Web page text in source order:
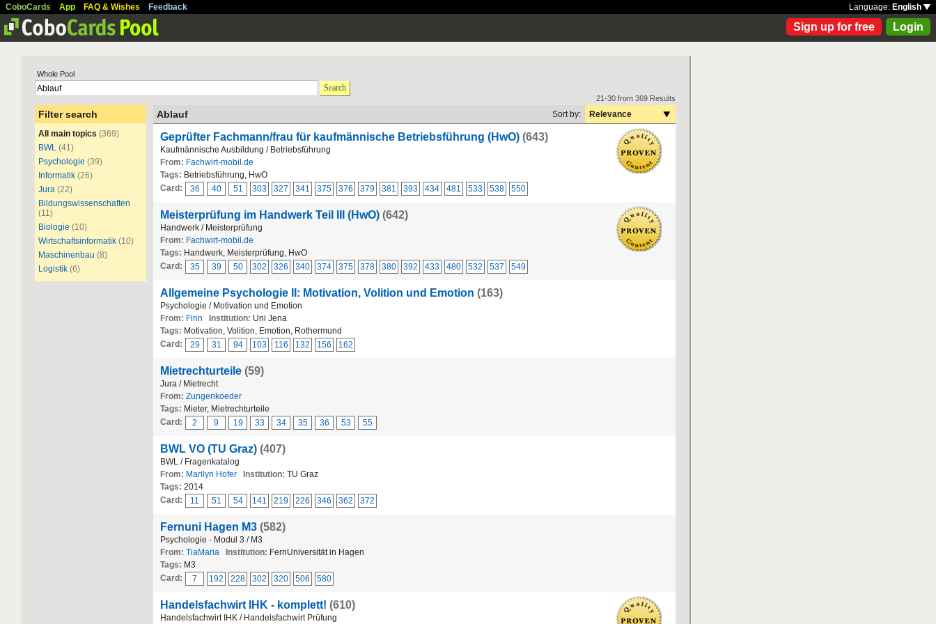
CoboCards App FAQ & Wishes Feedback Language: English
Sign up for free Login
Whole Pool
Search
Filter search
All main topics (369)
BWL (41)
Psychologie (39)
Informatik (26)
Jura (22)
Bildungswissenschaften
(11)
Biologie (10)
Wirtschaftsinformatik (10)
Maschinenbau (8)
Logistik (6)
21-30 from 369 Results
Ablauf Sort by: Relevance
Geprüfter Fachmann/frau für kaufmännische Betriebsführung (HwO) (643)
Kaufmännische Ausbildung / Betriebsführung
From: Fachwirt-mobil.de
Tags: Betriebsführung, HwO
Card:
36 40 51 303 327 341 375 376 379 381 393 434 481 533 538 550
Meisterprüfung im Handwerk Teil III (HwO) (642)
Handwerk / Meisterprüfung
From: Fachwirt-mobil.de
Tags: Handwerk, Meisterprüfung, HwO
Card:
35 39 50 302 326 340 374 375 378 380 392 433 480 532 537 549
Allgemeine Psychologie II: Motivation, Volition und Emotion (163)
Psychologie / Motivation und Emotion
From: Finn Institution: Uni Jena
Tags: Motivation, Volition, Emotion, Rothermund
Card:
29 31 94 103 116 132 156 162
Mietrechturteile (59)
Jura / Mietrecht
From: Zungenkoeder
Tags: Mieter, Mietrechturteile
Card:
2 9 19 33 34 35 36 53 55
BWL VO (TU Graz) (407)
BWL / Fragenkatalog
From: Marilyn Hofer Institution: TU Graz
Tags: 2014
Card:
11 51 54 141 219 226 346 362 372
Fernuni Hagen M3 (582)
Psychologie - Modul 3 / M3
From: TiaMaria Institution: FernUniversität in Hagen
Tags: M3
Card:
7 192 228 302 320 506 580
Handelsfachwirt IHK - komplett! (610)
Handelsfachwirt IHK / Handelsfachwirt Prüfung